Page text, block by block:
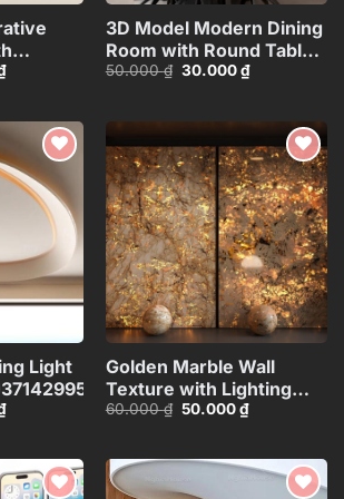
Giá
hiện
30.000 ₫.
3D Model Modern Dining
Room with Round Table –
3ds Max_109796685
50.000₫ Giá
30.000₫Giá
hiện
30.000 ₫.
Add to
wishlist
Light
Giá
hiện
30.000 ₫.
Add to
wishlist
Golden Marble Wall
Texture with Lighting
Effect_15593723
60.000₫ Giá
50.000₫Giá
hiện
50.000 ₫.